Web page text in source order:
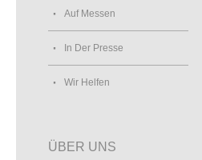
Auf Messen
In Der Presse
Wir Helfen
ÜBER UNS